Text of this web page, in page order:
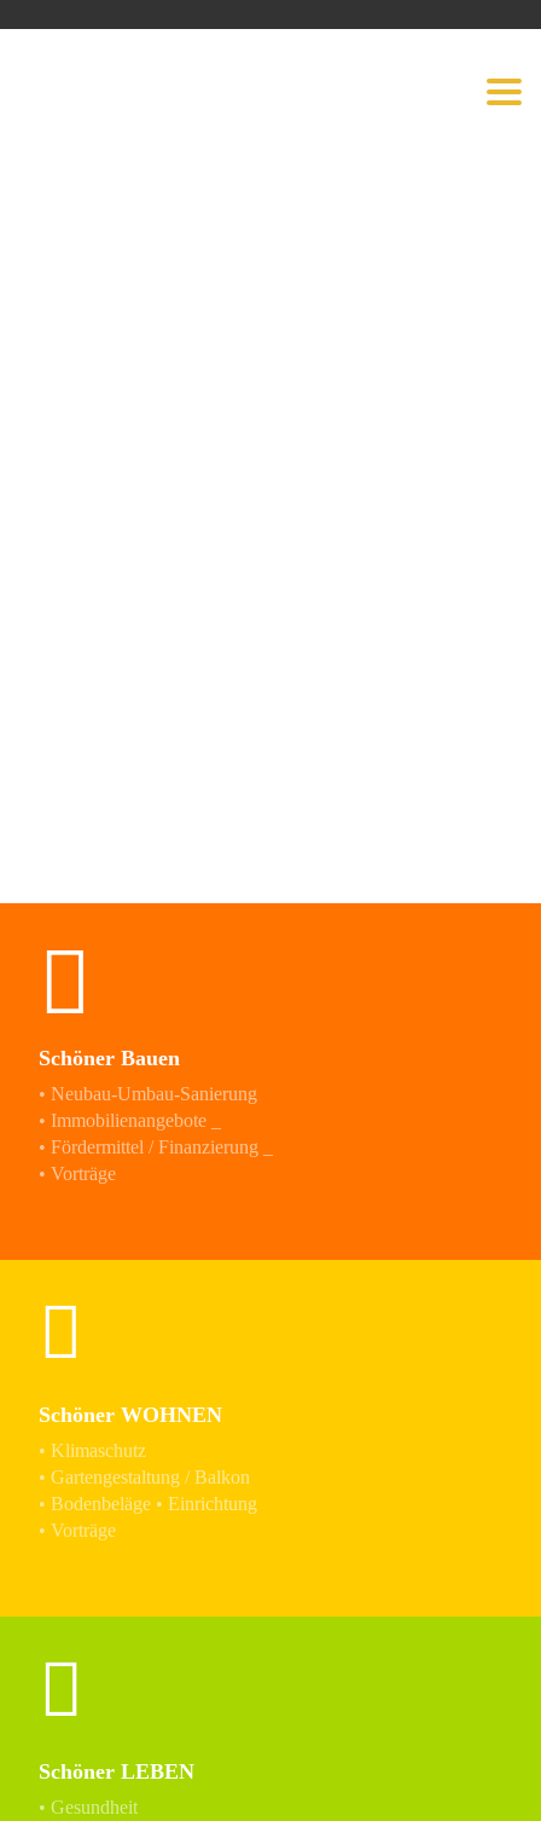
Schöner Bauen
• Neubau-Umbau-Sanierung
• Immobilienangebote _
• Fördermittel / Finanzierung _
• Vorträge
Schöner WOHNEN
• Klimaschutz
• Gartengestaltung / Balkon
• Bodenbeläge • Einrichtung
• Vorträge
Schöner LEBEN
• Gesundheit